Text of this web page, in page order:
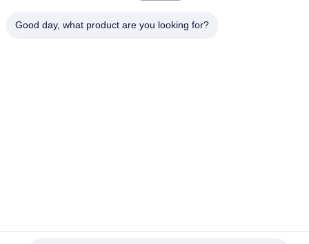
Good day, what product are you looking for?